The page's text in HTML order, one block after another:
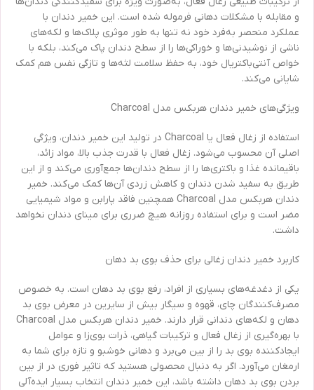
و مقابله با مشکلات دهانی فرموله شده است. این خمیر دندان با
عملکرد منحصر به‌فرد خود نه تنها به طور موثری پلاک‌ها و لکه‌های
ناشی از نوشیدنی‌ها و خوراکی‌ها را از سطح دندان پاک می‌کند، بلکه با
خواص آنتی‌باکتریال خود، به حفظ سلامت لثه‌ها و تازگی نفس هم کمک
شایانی می‌کند.
ویژگی‌های خمیر دندان هربکس مدل Charcoal
استفاده از زغال فعال یا Charcoal در تولید این خمیر دندان، ویژگی
اصلی آن محسوب می‌شود. زغال فعال با قدرت جذب بالا، مواد زائد،
باقیمانده غذا و باکتری‌ها را از سطح دندان‌ها جمع‌آوری می‌کند و از این
طریق به سفید شدن دندان و کاهش زردی آن‌ها کمک می‌کند. خمیر
دندان هربکس مدل Charcoal همچنین فاقد پارابن و مواد شیمیایی
مضر است و برای استفاده روزانه هیچ ضرری برای مینای دندان نخواهد
داشت.
کاربرد خمیر دندان زغالی برای حذف بوی بد دهان
یکی از دغدغه‌های بسیاری از افراد، رفع بوی بد دهان است. به خصوص
مصرف‌کنندگان چای، قهوه و سیگار بیش از سایرین در معرض بوی بد
دهان و لکه‌های دندانی قرار دارند. خمیر دندان هربکس مدل Charcoal
با بهره‌گیری از زغال فعال و ترکیبات گیاهی، ذرات بوی‌زا و عوامل
ایجادکننده بوی بد را از بین می‌برد و دهانی خوشبو و تازه برای شما به
ارمغان می‌آورد. اگر به دنبال محصولی هستید که تاثیر فوری در از بین
بردن بوی بد دهان داشته باشد، این خمیر دندان انتخاب بسیار ایده‌آلی